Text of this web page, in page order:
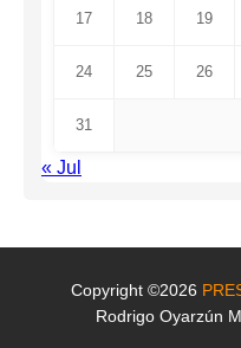
17 18 19
24 25 26
31
« Jul
Copyright ©2026
Rodrigo Oyarzún